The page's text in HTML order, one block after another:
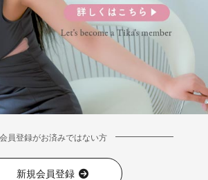
会員登録がお済みではない方
新規会員登録